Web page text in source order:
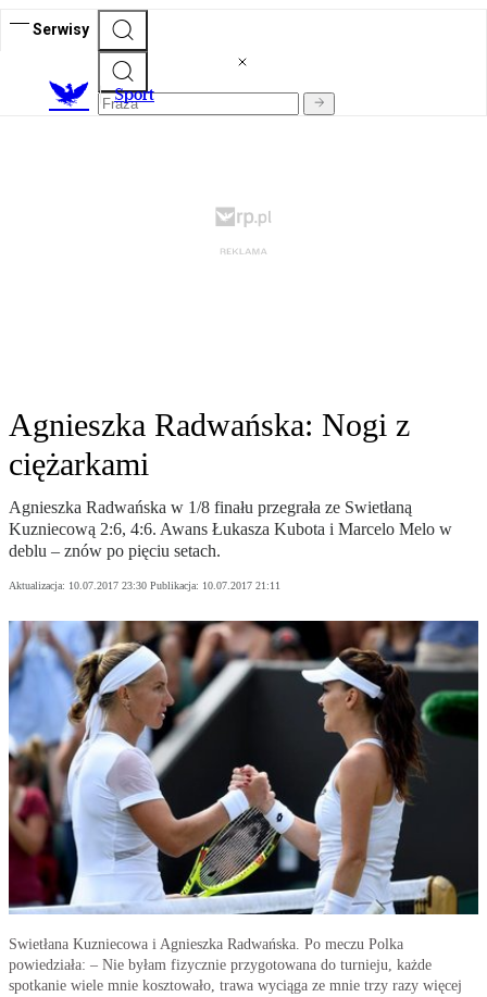
Serwisy
Sport
Agnieszka Radwańska: Nogi z
ciężarkami
Agnieszka Radwańska w 1/8 finału przegrała ze Swietłaną
Kuzniecową 2:6, 4:6. Awans Łukasza Kubota i Marcelo Melo w
deblu – znów po pięciu setach.
Aktualizacja: 10.07.2017 23:30 Publikacja: 10.07.2017 21:11
Swietłana Kuzniecowa i Agnieszka Radwańska. Po meczu Polka
powiedziała: – Nie byłam fizycznie przygotowana do turnieju, każde
spotkanie wiele mnie kosztowało, trawa wyciąga ze mnie trzy razy więcej